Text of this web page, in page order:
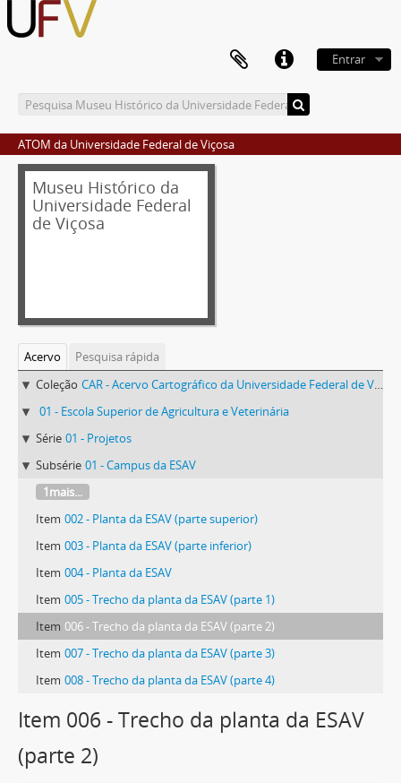
Entrar
ATOM da Universidade Federal de Viçosa
Museu Histórico da
Universidade Federal
de Viçosa
Acervo
Pesquisa rápida
Coleção CAR - Acervo Cartográfico da Universidade Federal de Viçosa
01 - Escola Superior de Agricultura e Veterinária
Série 01 - Projetos
Subsérie 01 - Campus da ESAV
1mais...
Item 002 - Planta da ESAV (parte superior)
Item 003 - Planta da ESAV (parte inferior)
Item 004 - Planta da ESAV
Item 005 - Trecho da planta da ESAV (parte 1)
Item 006 - Trecho da planta da ESAV (parte 2)
Item 007 - Trecho da planta da ESAV (parte 3)
Item 008 - Trecho da planta da ESAV (parte 4)
Item 006 - Trecho da planta da ESAV
(parte 2)